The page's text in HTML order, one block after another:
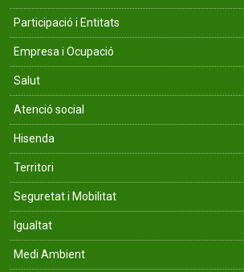
Participació i Entitats
Empresa i Ocupació
Salut
Atenció social
Hisenda
Territori
Seguretat i Mobilitat
Igualtat
Medi Ambient